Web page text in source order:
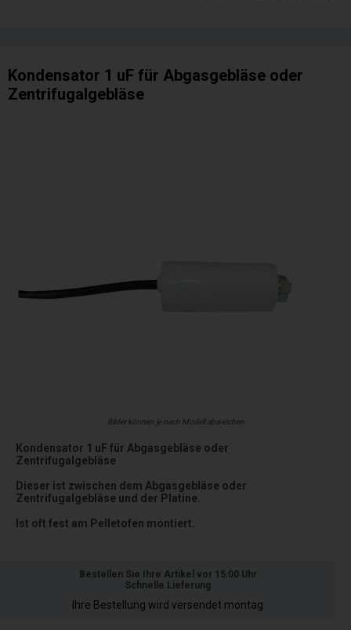
Kondensator 1 uF für Abgasgebläse oder
Zentrifugalgebläse
Bilder können je nach Modell abweichen
Kondensator 1 uF für Abgasgebläse oder
Zentrifugalgebläse
Dieser ist zwischen dem Abgasgebläse oder
Zentrifugalgebläse und der Platine.
Ist oft fest am Pelletofen montiert.
Bestellen Sie Ihre Artikel vor 15:00 Uhr
Schnelle Lieferung
Ihre Bestellung wird versendet montag